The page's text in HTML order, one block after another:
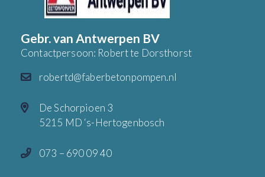
Gebr. van Antwerpen BV
Contactpersoon: Robert te Dorsthorst
robertd@faberbetonpompen.nl
De Schorpioen 3
5215 MD ‘s-Hertogenbosch
073 – 690 09 40